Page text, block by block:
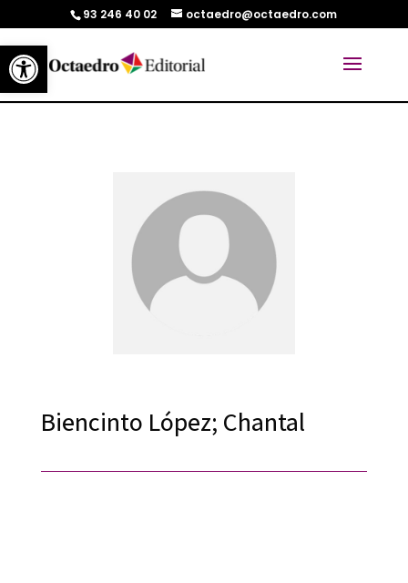
Abrir barra de herramientas
93 246 40 02 octaedro@octaedro.com
Biencinto López; Chantal